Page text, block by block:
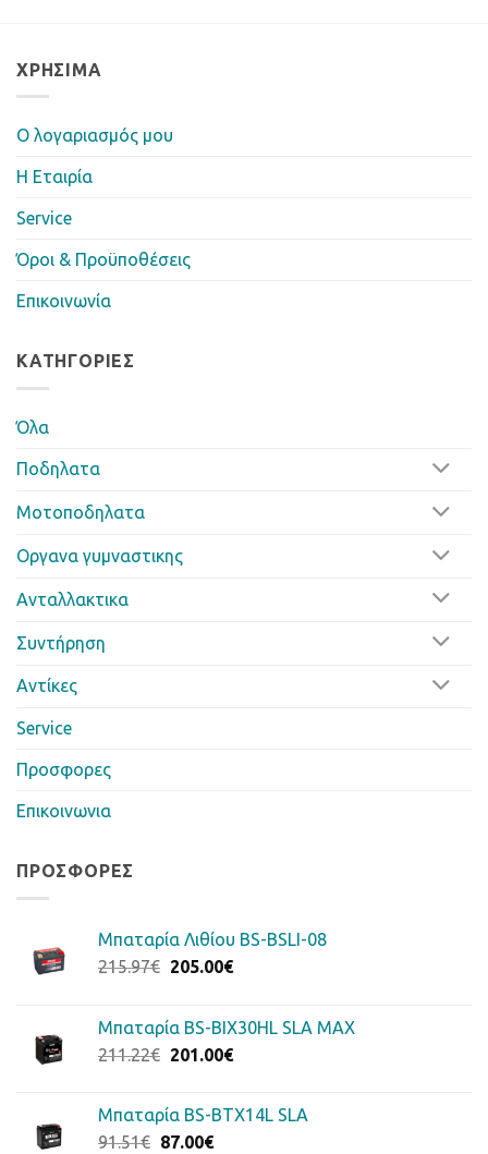
ΧΡΉΣΙΜΑ
Ο λογαριασμός μου
Η Eταιρία
Service
Όροι & Προϋποθέσεις
Επικοινωνία
ΚΑΤΗΓΟΡΊΕΣ
Όλα
Ποδηλατα
Μοτοποδηλατα
Οργανα γυμναστικης
Ανταλλακτικα
Συντήρηση
Αντίκες
Service
Προσφορες
Επικοινωνια
ΠΡΟΣΦΟΡΈΣ
Μπαταρία Λιθίου BS-BSLI-08
215.97€ Original
215.97€.
205.00€Η
είναι:
205.00€.
Μπαταρία BS-BIX30HL SLA MAX
211.22€ Original
211.22€.
201.00€Η
είναι:
Μπαταρία BS-BTX14L SLA
91.51€ Original
87.00€Η